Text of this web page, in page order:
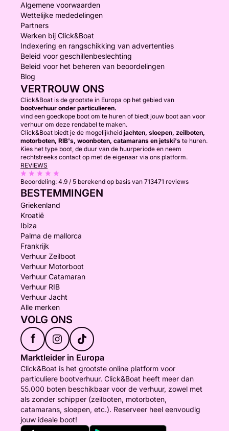
Algemene voorwaarden
Wettelijke mededelingen
Partners
Werken bij Click&Boat
Indexering en rangschikking van advertenties
Beleid voor geschillenbeslechting
Beleid voor het beheren van beoordelingen
Blog
VERTROUW ONS
Click&Boat is de grootste in Europa op het gebied van
bootverhuur onder particulieren.
vind een goedkope boot om te huren of biedt jouw boot aan voor
verhuur om deze rendabel te maken.
Click&Boat biedt je de mogelijkheid jachten, sloepen, zeilboten,
motorboten, RIB's, woonboten, catamarans en jetski's te huren.
Kies het type boot, de duur van de huurperiode en neem
rechtstreeks contact op met de eigenaar via ons platform.
REVIEWS
Beoordeling: 4.9 / 5 berekend op basis van 713471 reviews
BESTEMMINGEN
Griekenland
Kroatië
Ibiza
Palma de mallorca
Frankrijk
Verhuur Zeilboot
Verhuur Motorboot
Verhuur Catamaran
Verhuur RIB
Verhuur Jacht
Alle merken
VOLG ONS
f
Marktleider in Europa
Click&Boat is het grootste online platform voor
particuliere bootverhuur. Click&Boat heeft meer dan
55.000 boten beschikbaar voor de verhuur, zowel met
als zonder schipper (zeilboten, motorboten,
catamarans, sloepen, etc.). Reserveer heel eenvoudig
jouw ideale boot!